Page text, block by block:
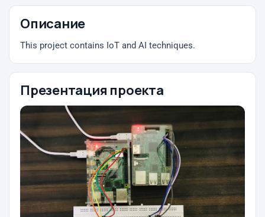
Описание
This project contains IoT and AI techniques.
Презентация проекта